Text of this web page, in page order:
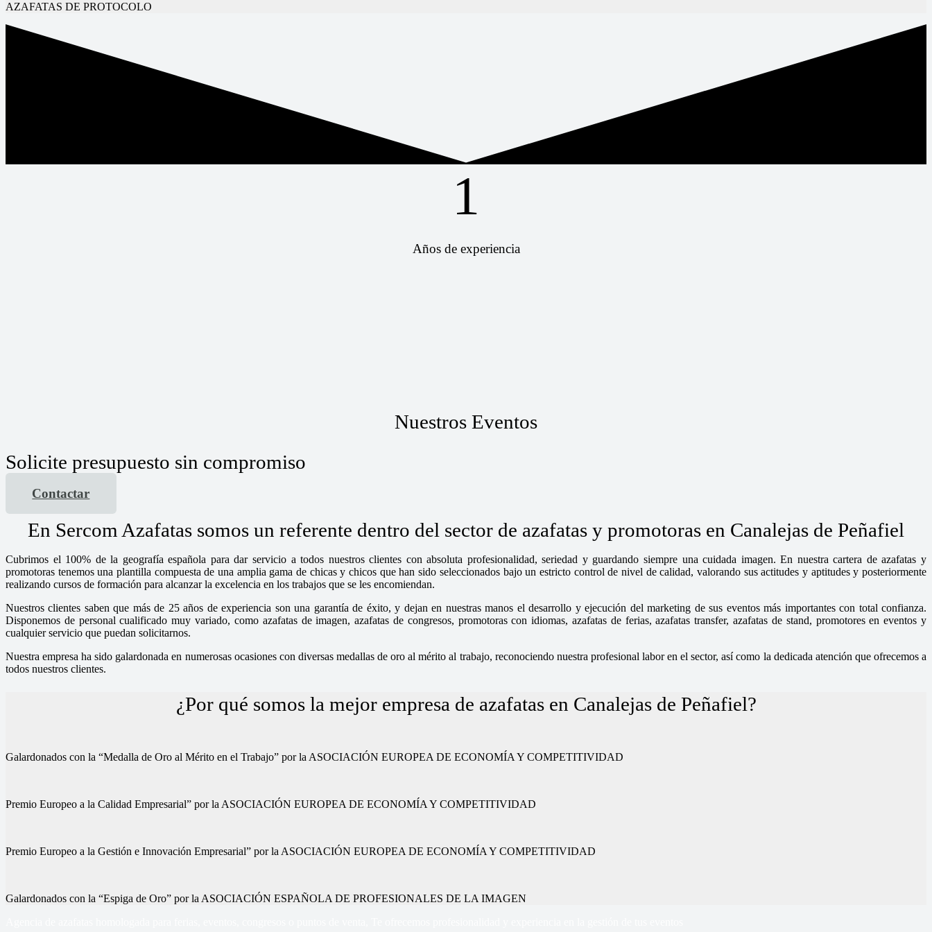
AZAFATAS DE PROTOCOLO
1
Años de experiencia
Nuestros Eventos
Solicite presupuesto sin compromiso
Contactar
En Sercom Azafatas somos un referente dentro del sector de azafatas y promotoras en Canalejas de Peñafiel
Cubrimos el 100% de la geografía española para dar servicio a todos nuestros clientes con absoluta profesionalidad, seriedad y guardando siempre una cuidada imagen. En nuestra cartera de azafatas y
promotoras tenemos una plantilla compuesta de una amplia gama de chicas y chicos que han sido seleccionados bajo un estricto control de nivel de calidad, valorando sus actitudes y aptitudes y posteriormente
realizando cursos de formación para alcanzar la excelencia en los trabajos que se les encomiendan.
Nuestros clientes saben que más de 25 años de experiencia son una garantía de éxito, y dejan en nuestras manos el desarrollo y ejecución del marketing de sus eventos más importantes con total confianza.
Disponemos de personal cualificado muy variado, como azafatas de imagen, azafatas de congresos, promotoras con idiomas, azafatas de ferias, azafatas transfer, azafatas de stand, promotores en eventos y
cualquier servicio que puedan solicitarnos.
Nuestra empresa ha sido galardonada en numerosas ocasiones con diversas medallas de oro al mérito al trabajo, reconociendo nuestra profesional labor en el sector, así como la dedicada atención que ofrecemos a
todos nuestros clientes.
¿Por qué somos la mejor empresa de azafatas en Canalejas de Peñafiel?
Galardonados con la “Medalla de Oro al Mérito en el Trabajo” por la ASOCIACIÓN EUROPEA DE ECONOMÍA Y COMPETITIVIDAD
Premio Europeo a la Calidad Empresarial” por la ASOCIACIÓN EUROPEA DE ECONOMÍA Y COMPETITIVIDAD
Premio Europeo a la Gestión e Innovación Empresarial” por la ASOCIACIÓN EUROPEA DE ECONOMÍA Y COMPETITIVIDAD
Galardonados con la “Espiga de Oro” por la ASOCIACIÓN ESPAÑOLA DE PROFESIONALES DE LA IMAGEN